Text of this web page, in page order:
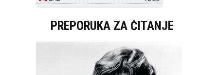
PREPORUKA ZA ČITANJE